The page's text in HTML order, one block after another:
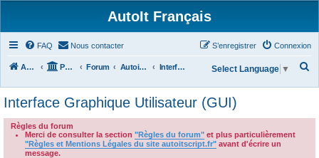
AutoIt Français
FAQ Nous contacter Connexion
S’enregistrer
Accueil Portail Forum Autoit v3 Interface Graphique Utilisateur (GUI)
h
Select Language ▼
Interface Graphique Utilisateur (GUI)
Règles du forum
Merci de consulter la section "Règles du forum" et plus particulièrement
"Règles et Mentions Légales du site autoitscript.fr" avant d'écrire un
message.